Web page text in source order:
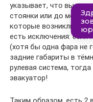
указывает, что вы
стоянки или до места
которые возникли в
есть исключения:
(хотя бы одна фара не
задние габариты в
рулевая система,
эвакуатор!